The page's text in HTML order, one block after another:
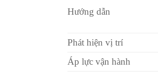
Hướng dẫn
Phát hiện vị trí
Áp lực vận hành